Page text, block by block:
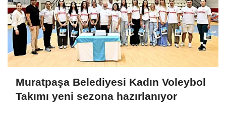
Muratpaşa Belediyesi Kadın Voleybol
Takımı yeni sezona hazırlanıyor